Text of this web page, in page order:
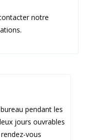
notre
pendant les
jours ouvrables
vous